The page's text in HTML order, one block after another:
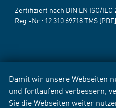
Damit wir unsere Webseiten
und fortlaufend verbessern,
Sie die Webseiten weiter
Zertifiziert nach DIN EN ISO/IEC
Reg.-Nr.: 12 310 69718 TMS